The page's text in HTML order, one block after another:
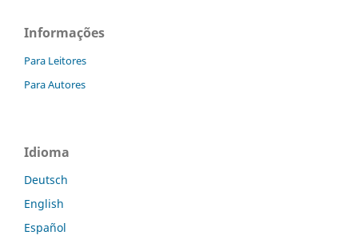
Informações
Para Leitores
Para Autores
Idioma
Deutsch
English
Español